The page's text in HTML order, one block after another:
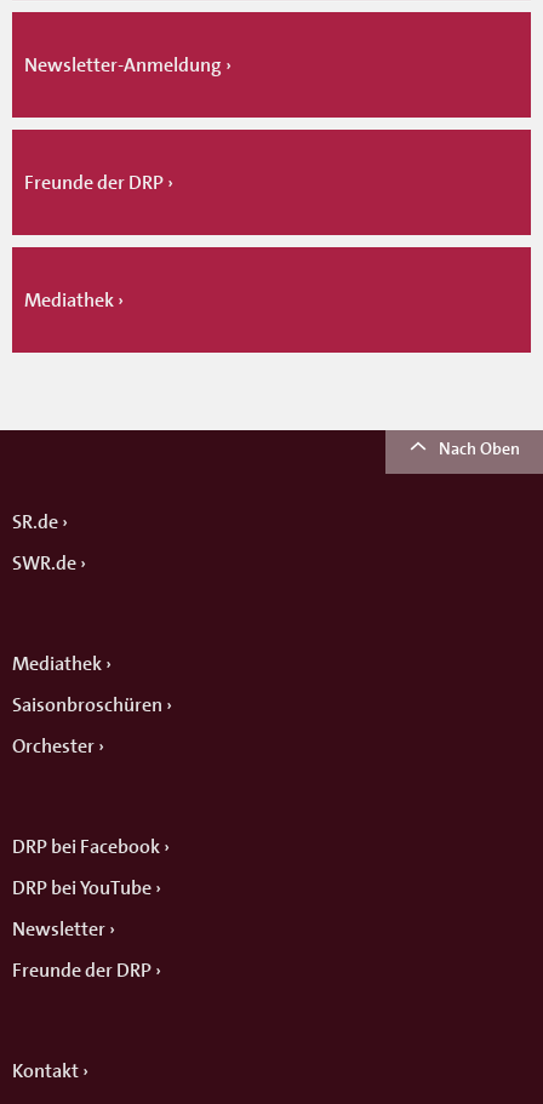
Newsletter-Anmeldung
Freunde der DRP
Mediathek
Nach Oben
SR.de
SWR.de
Mediathek
Saisonbroschüren
Orchester
DRP bei Facebook
DRP bei YouTube
Newsletter
Freunde der DRP
Kontakt